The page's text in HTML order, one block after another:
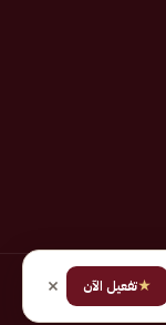
لصحيفة عاجل
★تفعيل الآن